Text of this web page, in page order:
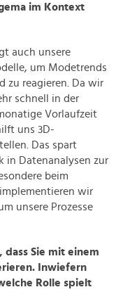
im Kontext
auch unsere
um Modetrends
zu reagieren. Da wir
schnell in der
Vorlaufzeit
uns 3D-
Das spart
in Datenanalysen zur
beim
wir
unsere Prozesse
Sie mit einem
Inwiefern
Rolle spielt